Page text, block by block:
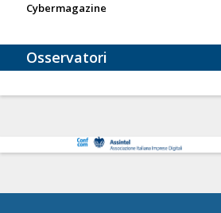
Cybermagazine
Osservatori